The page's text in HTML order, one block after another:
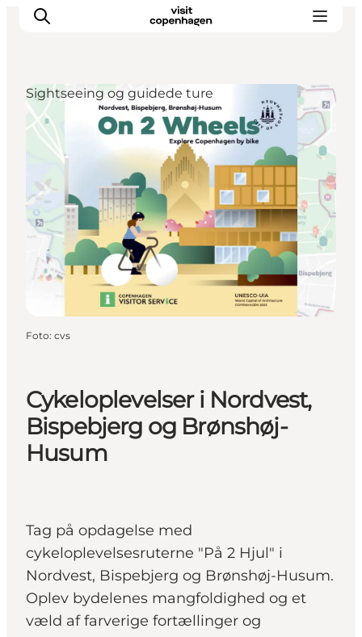
This is Copenhagen
Aktiviteter
Spis & drik
Områder
Planlæg din tur
CopenPay
Copenhagen Card
Cykeloplevelser i Nordvest,
Bispebjerg og Brønshøj-
Husum
Tag på opdagelse med
cykeloplevelsesruterne "På 2 Hjul" i
Nordvest, Bispebjerg og Brønshøj-Husum.
Oplev bydelenes mangfoldighed og et
væld af farverige fortællinger og
Sightseeing og guidede ture
Foto: cvs